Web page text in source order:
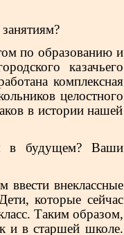
по образованию и
казачьего
комплексная
целостного
в истории нашей
в будущем? Ваши
внеклассные
которые сейчас
Таким образом,
и в старшей школе.